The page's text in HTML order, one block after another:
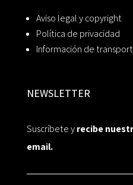
Aviso legal y copyright
Política de privacidad
Información de
NEWSLETTER
Suscríbete yrecibe
email.